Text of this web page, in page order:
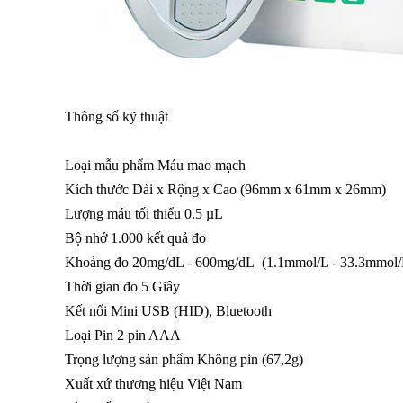
Thông số kỹ thuật
Loại mẫu phẩm Máu mao mạch
Kích thước Dài x Rộng x Cao (96mm x 61mm x 26mm)
Lượng máu tối thiểu 0.5 µL
Bộ nhớ 1.000 kết quả đo
Khoảng đo 20mg/dL - 600mg/dL (1.1mmol/L -
Thời gian đo 5 Giây
Kết nối Mini USB (HID), Bluetooth
Loại Pin 2 pin AAA
Trọng lượng sản phẩm Không pin (67,2g)
Xuất xứ thương hiệu Việt Nam